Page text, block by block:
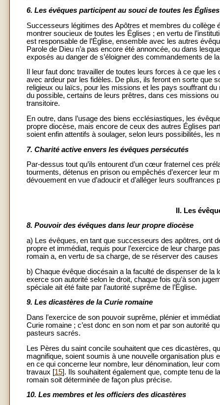
6. Les évêques participent au souci de toutes les Églises
Successeurs légitimes des Apôtres et membres du
montrer soucieux de toutes les Églises ; en vertu de
est responsable de l’Église, ensemble avec les autres
Parole de Dieu n’a pas encore été annoncée, ou dans
exposés au danger de s’éloigner des commandements de
Il leur faut donc travailler de toutes leurs forces à ce que
avec ardeur par les fidèles. De plus, ils feront en sorte que
religieux ou laïcs, pour les missions et les pays souffrant
du possible, certains de leurs prêtres, dans ces missions
transitoire.
En outre, dans l’usage des biens ecclésiastiques, les
propre diocèse, mais encore de ceux des autres Églises
soient enfin attentifs à soulager, selon leurs possibilités, les
7. Charité active envers les évêques persécutés
Par-dessus tout qu’ils entourent d’un cœur fraternel ces
tourments, détenus en prison ou empêchés d’exercer leur
dévouement en vue d’adoucir et d’alléger leurs
II. Les
8. Pouvoir des évêques dans leur propre diocèse
a) Les évêques, en tant que successeurs des apôtres, ont
propre et immédiat, requis pour l’exercice de leur charge
romain a, en vertu de sa charge, de se réserver des
b) Chaque évêque diocésain a la faculté de dispenser de la
exerce son autorité selon le droit, chaque fois qu’à son
spéciale ait été faite par l’autorité suprême de l’Église.
9. Les dicastères de la Curie romaine
Dans l’exercice de son pouvoir suprême, plénier et
Curie romaine ; c’est donc en son nom et par son autorité
pasteurs sacrés.
Les Pères du saint concile souhaitent que ces dicastères,
magnifique, soient soumis à une nouvelle organisation
en ce qui concerne leur nombre, leur dénomination, leur
travaux [15]. Ils souhaitent également que, compte tenu de
romain soit déterminée de façon plus précise.
10. Les membres et les officiers des dicastères